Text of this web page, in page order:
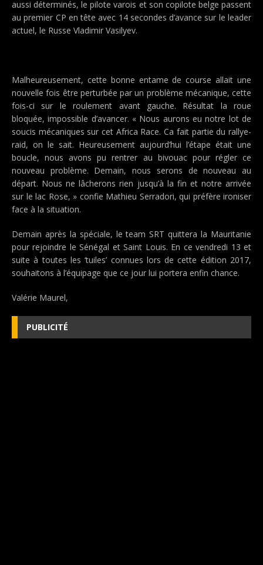
aussi déterminés, le pilote varois et son copilote belge passent
au premier CP en tête avec 14 secondes d’avance sur le leader
actuel, le Russe Vladimir Vasilyev.
Malheureusement, cette bonne entame de course allait une
nouvelle fois être perturbée par un problème mécanique, cette
fois-ci sur le roulement avant gauche. Résultat la roue
bloquée, impossible d’avancer. « Nous aurons eu notre lot de
soucis mécaniques sur cet Africa Race. Ca fait partie du rallye-
raid, on le sait. Heureusement aujourd’hui l’étape était une
boucle, nous avons pu rentrer au bivouac pour régler ce
nouveau problème. Demain, nous serons de nouveau au
départ. Nous ne lâcherons rien jusqu’à la fin et notre arrivée
sur le lac Rose, » confie Mathieu Serradori, qui préfère ironiser
face à la situation.
Demain après la spéciale, le team SRT quittera la Mauritanie
pour rejoindre le Sénégal et Saint Louis. En ce vendredi 13 et
suite à toutes les ‘tuiles’ connues lors de cette édition 2017,
souhaitons à l’équipage que ce jour lui portera enfin chance.
Valérie Maurel,
PUBLICITÉ